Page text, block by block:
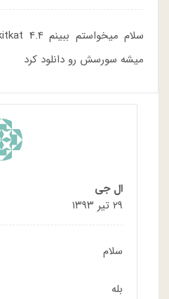
میشه سورسش رو دانلود کرد
ال جی
۲۹ تیر ۱۳۹۳
سلام
بله